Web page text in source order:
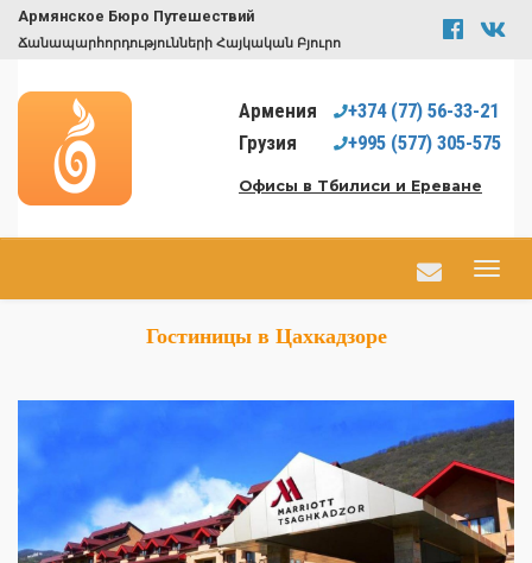
Армянское Бюро Путешествий
Ճանապարհորդությունների Հայկական Բյուրո
Армения +374 (77) 56-33-21
Грузия
+995 (577) 305-575
Офисы в Тбилиси и Ереване
Гостиницы в Цахкадзоре